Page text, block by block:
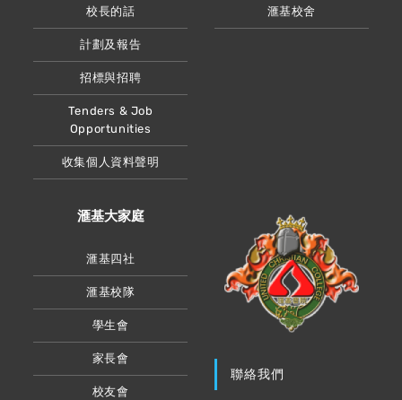
校長的話
計劃及報告
招標與招聘
Tenders & Job
Opportunities
收集個人資料聲明
滙基校舍
滙基大家庭
滙基四社
滙基校隊
學生會
家長會
校友會
聯絡我們